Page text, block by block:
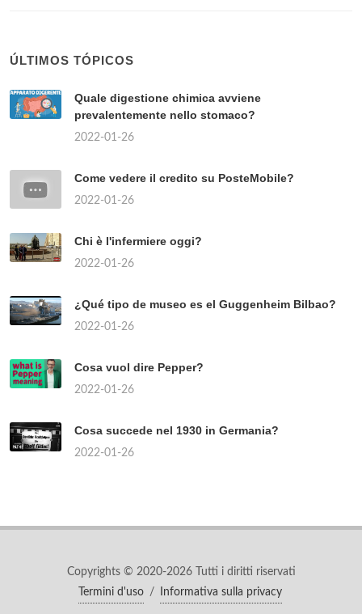
ÚLTIMOS TÓPICOS
Quale digestione chimica avviene
prevalentemente nello stomaco?
2022-01-26
Come vedere il credito su PosteMobile?
2022-01-26
Chi è l'infermiere oggi?
2022-01-26
¿Qué tipo de museo es el Guggenheim Bilbao?
2022-01-26
Cosa vuol dire Pepper?
2022-01-26
Cosa succede nel 1930 in Germania?
2022-01-26
Copyrights © 2020-2026 Tutti i diritti riservati
Termini d'uso
/ Informativa sulla privacy